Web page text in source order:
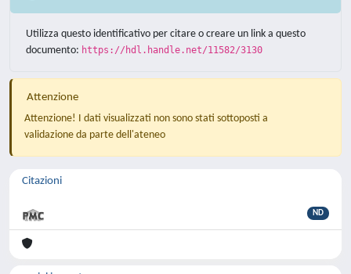
Utilizza questo identificativo per citare o creare un link a questo
documento: https://hdl.handle.net/11582/3130
Attenzione
Attenzione! I dati visualizzati non sono stati sottoposti a
validazione da parte dell'ateneo
Citazioni
ND